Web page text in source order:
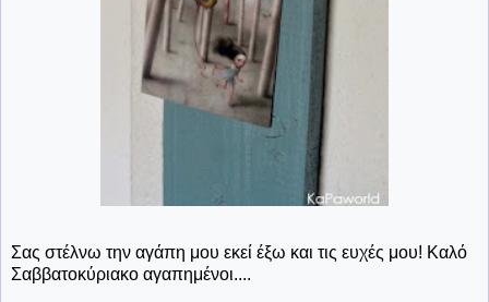
Σας στέλνω την αγάπη μου εκεί έξω και τις ευχές μου! Καλό
Σαββατοκύριακο αγαπημένοι....